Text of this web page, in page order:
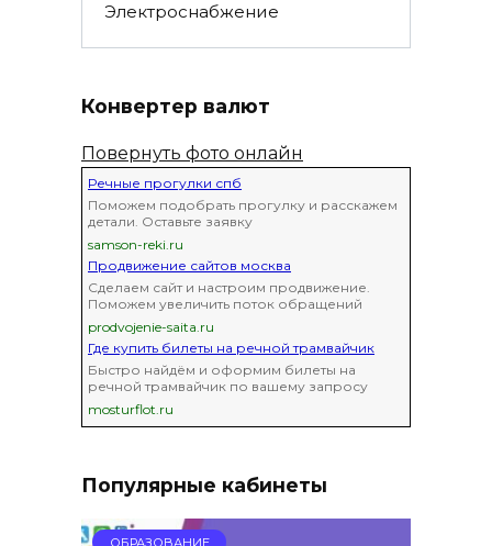
Электроснабжение
Конвертер валют
Повернуть фото онлайн
Речные прогулки спб
Поможем подобрать прогулку и расскажем
детали. Оставьте заявку
samson-reki.ru
Продвижение сайтов москва
Сделаем сайт и настроим продвижение.
Поможем увеличить поток обращений
prodvojenie-saita.ru
Где купить билеты на речной трамвайчик
Быстро найдём и оформим билеты на
речной трамвайчик по вашему запросу
mosturflot.ru
Популярные кабинеты
ОБРАЗОВАНИЕ